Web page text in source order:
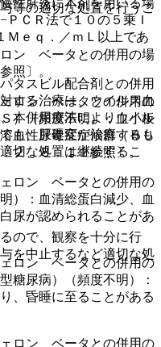
等の適切な処置を行うこ
ン ベータとの併用の場
照〕。
ロン ベータとの併用の
）（頻度不明）：血小板
血性尿毒症症候群（ＨＵ
２、８．１１参照〕。
ロン ベータとの併用の
）：血清総蛋白減少、血
尿が認められることがあ
ロン ベータとの併用の
糖尿病）（頻度不明）：
、昏睡に至ることがある
ロン ベータとの併用の
性肝炎に本剤を用いる場
ＣＲ法で１０の５乗Ｉ
Ｍｅｑ．／ｍＬ以上であ
タスビル配合剤との併用
する治療は、ウイルス血
本併用療法によりウイル
も、肝硬変が治癒するも
切な処置は継続するこ
ので、観察を十分に行
を中止するなど適切な処